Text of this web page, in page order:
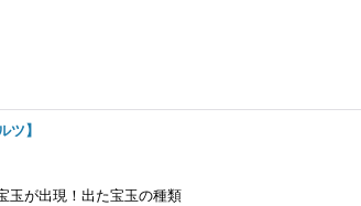
ツ】
玉が出現！出た宝玉の種類